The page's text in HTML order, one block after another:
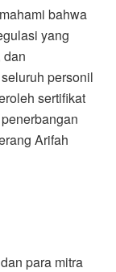
bahwa
yang
dan
personil
sertifikat
Arifah
para mitra